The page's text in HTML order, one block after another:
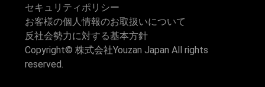
セキュリティポリシー
お客様の個人情報のお取扱いについて
反社会勢力に対する基本方針
Copyright© 株式会社Youzan Japan All rights
reserved.